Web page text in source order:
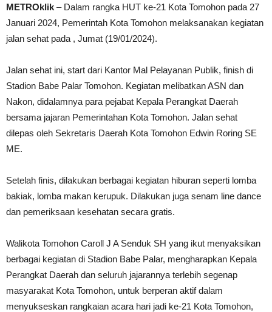
METROklik – Dalam rangka HUT ke-21 Kota Tomohon pada 27
Januari 2024, Pemerintah Kota Tomohon melaksanakan kegiatan
jalan sehat pada , Jumat (19/01/2024).
Jalan sehat ini, start dari Kantor Mal Pelayanan Publik, finish di
Stadion Babe Palar Tomohon. Kegiatan melibatkan ASN dan
Nakon, didalamnya para pejabat Kepala Perangkat Daerah
bersama jajaran Pemerintahan Kota Tomohon. Jalan sehat
dilepas oleh Sekretaris Daerah Kota Tomohon Edwin Roring SE
ME.
Setelah finis, dilakukan berbagai kegiatan hiburan seperti lomba
bakiak, lomba makan kerupuk. Dilakukan juga senam line dance
dan pemeriksaan kesehatan secara gratis.
Walikota Tomohon Caroll J A Senduk SH yang ikut menyaksikan
berbagai kegiatan di Stadion Babe Palar, mengharapkan Kepala
Perangkat Daerah dan seluruh jajarannya terlebih segenap
masyarakat Kota Tomohon, untuk berperan aktif dalam
menyukseskan rangkaian acara hari jadi ke-21 Kota Tomohon,